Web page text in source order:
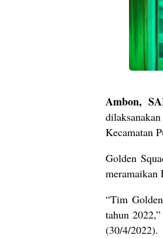
Ambon,
Kecamatan
Golden
meramaikan
“Tim
tahun
(30/4/2022).